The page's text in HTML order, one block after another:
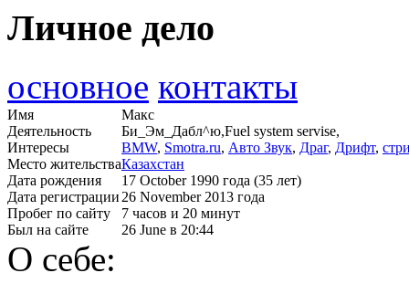
Личное дело
основное контакты
Имя
Макс
Деятельность
Би_Эм_Дабл^ю,Fuel system servise,
Интересы
BMW, Smotra.ru, Авто Звук, Драг, Дрифт,
Место жительстваКазахстан
Дата рождения
17 October 1990 года (35 лет)
Дата регистрации26 November 2013 года
Пробег по сайту
7 часов и 20 минут
Был на сайте
26 June в 20:44
О себе: